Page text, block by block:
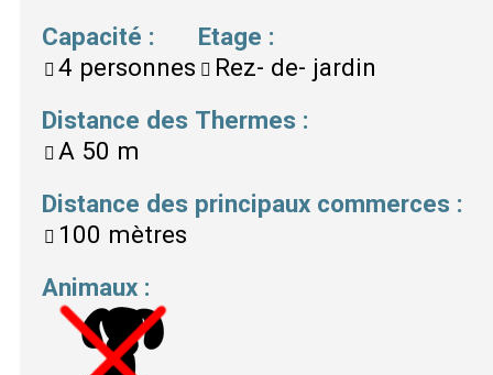
Capacité :
4 personnes
Etage :
Rez- de- jardin
Distance des Thermes :
A 50 m
Distance des principaux commerces :
100 mètres
Animaux :